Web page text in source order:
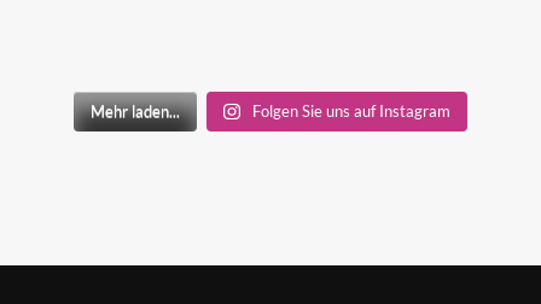
Mehr laden... Folgen Sie uns auf Instagram